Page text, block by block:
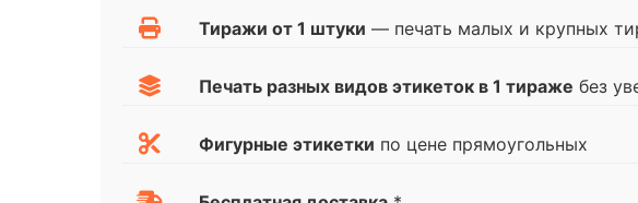
Тиражи от 1 штуки — печать малых и крупных
Печать разных видов этикеток в 1 тираже без
Фигурные этикетки по цене прямоугольных